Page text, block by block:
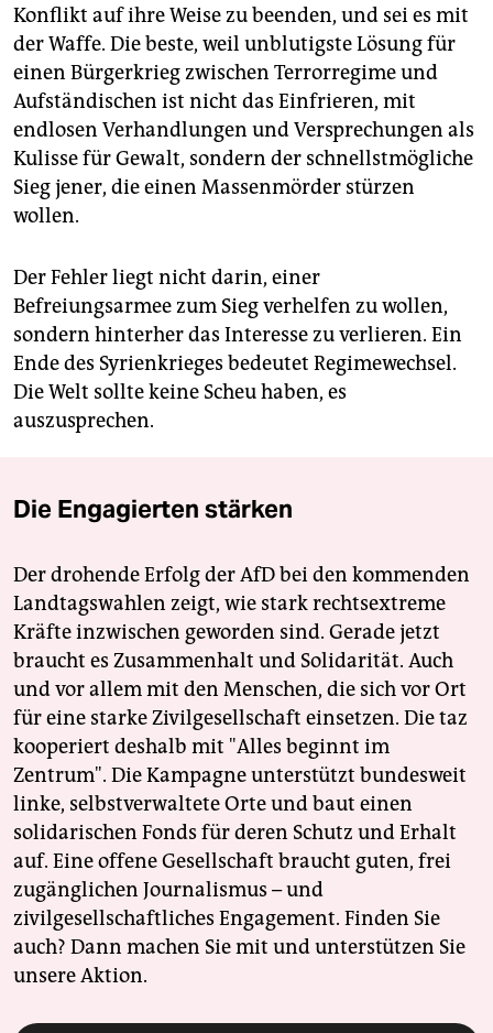
Konflikt auf ihre Weise zu beenden, und sei es mit
der Waffe. Die beste, weil unblutigste Lösung für
einen Bürgerkrieg zwischen Terrorregime und
Aufständischen ist nicht das Einfrieren, mit
endlosen Verhandlungen und Versprechungen als
Kulisse für Gewalt, sondern der schnellstmögliche
Sieg jener, die einen Massenmörder stürzen
wollen.
Der Fehler liegt nicht darin, einer
Befreiungsarmee zum Sieg verhelfen zu wollen,
sondern hinterher das Interesse zu verlieren. Ein
Ende des Syrienkrieges bedeutet Regimewechsel.
Die Welt sollte keine Scheu haben, es
auszusprechen.
Die Engagierten stärken
Der drohende Erfolg der AfD bei den kommenden
Landtagswahlen zeigt, wie stark rechtsextreme
Kräfte inzwischen geworden sind. Gerade jetzt
braucht es Zusammenhalt und Solidarität. Auch
und vor allem mit den Menschen, die sich vor Ort
für eine starke Zivilgesellschaft einsetzen. Die taz
kooperiert deshalb mit "Alles beginnt im
Zentrum". Die Kampagne unterstützt bundesweit
linke, selbstverwaltete Orte und baut einen
solidarischen Fonds für deren Schutz und Erhalt
auf. Eine offene Gesellschaft braucht guten, frei
zugänglichen Journalismus – und
zivilgesellschaftliches Engagement. Finden Sie
auch? Dann machen Sie mit und unterstützen Sie
unsere Aktion.